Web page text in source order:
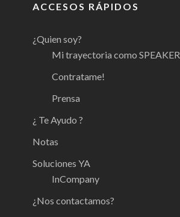
ACCESOS RÁPIDOS
¿Quien soy?
Mi trayectoria como SPEAKER
Contratame!
Prensa
¿ Te Ayudo ?
Notas
Soluciones YA
InCompany
¿Nos contactamos?